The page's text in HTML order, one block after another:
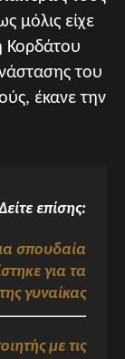
μόλις είχε
Κορδάτου
του
έκανε την
επίσης:
σπουδαία
για τα
γυναίκας
με τις